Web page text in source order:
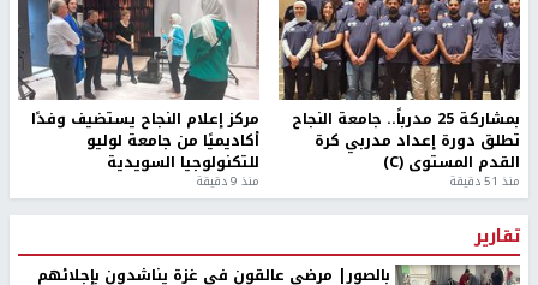
بمشاركة 25 مدرباً.. جامعة النجاح
تطلق دورة إعداد مدربي كرة
القدم المستوى (C)
منذ 51 دقيقة
مركز إعلام النجاح يستضيف وفدًا
أكاديميًا من جامعة لوليو
للتكنولوجيا السويدية
منذ 9 دقيقة
تقارير
بالصور| مرضى عالقون في غزة يناشدون بإجلائهم